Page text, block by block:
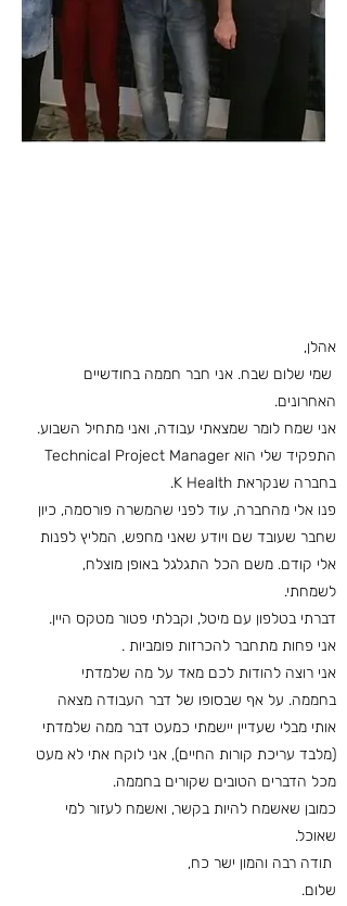
אהלן,
שמי שלום שבח. אני חבר חממה בחודשיים
האחרונים.
אני שמח לומר שמצאתי עבודה, ואני מתחיל השבוע.
התפקיד שלי הוא Technical Project Manager
בחברה שנקראת K Health.
פנו אלי מהחברה, עוד לפני שהמשרה פורסמה, כיון
שחבר שעובד שם ויודע שאני מחפש, המליץ לפנות
אלי קודם. משם הכל התגלגל באופן מוצלח,
לשמחתי.
דברתי בטלפון עם מיטל, וקבלתי פטור מטקס היין.
אני פחות מתחבר להכרזות פומביות .
אני רוצה להודות לכם מאד על מה שלמדתי
בחממה. על אף שבסופו של דבר העבודה מצאה
אותי מבלי שעדיין יישמתי כמעט דבר ממה שלמדתי
(מלבד עריכת קורות החיים), אני לוקח אתי לא מעט
מכל הדברים הטובים שקורים בחממה.
כמובן שאשמח להיות בקשר, ואשמח לעזור למי
שאוכל.
תודה רבה והמון ישר כח,
שלום.